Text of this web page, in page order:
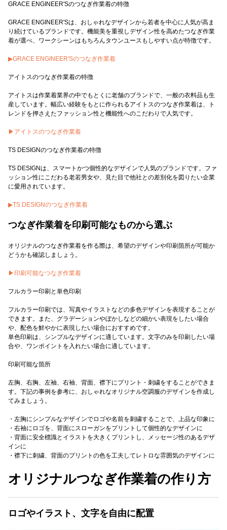
GRACE ENGINEER'Sのつなぎ作業着の特徴
GRACE ENGINEER'Sは、おしゃれなデザインから若者を中心に人気が高ま
り続けているブランドです。機能美を重視しデザイン性を高めたつなぎ作業
着が選べ、ワークシーンはもちろんタウンユースもしやすい点が特徴です。
▶GRACE ENGINEER'Sのつなぎ作業着
アイトスのつなぎ作業着の特徴
アイトスは作業着業界の中でもとくに老舗のブランドで、一般の衣料品も生
産しています。幅広い経験をもとに作られるアイトスのつなぎ作業着は、ト
レンドを押さえたファッション性と機能性へのこだわりで人気です。
▶アイトスのつなぎ作業着
TS DESIGNのつなぎ作業着の特徴
TS DESIGNは、スマートかつ個性的なデザインで人気のブランドです。ファ
ッション性にこだわる老若男女や、見た目で他社との差別化を図りたい企業
に愛用されています。
▶TS DESIGNのつなぎ作業着
つなぎ作業着を印刷可能なものから選ぶ
オリジナルのつなぎ作業着を作る際は、希望のデザインや印刷箇所が可能か
どうかも確認しましょう。
▶印刷可能なつなぎ作業着
フルカラー印刷と単色印刷
フルカラー印刷では、写真やイラストなどの多色デザインを表現することが
できます。また、グラデーションやぼかしなどの細かい表現をしたい場合
や、配色を鮮やかに表現したい場合におすすめです。
単色印刷は、シンプルなデザインに適しています。文字のみを印刷したい場
合や、ワンポイントを入れたい場合に適しています。
印刷可能な箇所
左胸、右胸、左袖、右袖、背面、襟下にプリント・刺繍をすることができま
す。下記の事例を参考に、おしゃれなオリジナル空調服のデザインを作成し
てみましょう。
・左胸にシンプルなデザインでロゴや名前を刺繍することで、上品な印象に
・右袖にロゴを、背面にスローガンをプリントして個性的なデザインに
・背面に安全標識とイラストを大きくプリントし、メッセージ性のあるデザ
インに
・襟下に刺繍、背面のプリントの色を工夫してレトロな雰囲気のデザインに
オリジナルつなぎ作業着の作り方
ロゴやイラスト、文字を自由に配置